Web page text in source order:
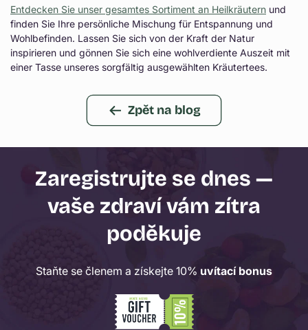
Entdecken Sie unser gesamtes Sortiment an Heilkräutern und
finden Sie Ihre persönliche Mischung für Entspannung und
Wohlbefinden. Lassen Sie sich von der Kraft der Natur
inspirieren und gönnen Sie sich eine wohlverdiente Auszeit mit
einer Tasse unseres sorgfältig ausgewählten Kräutertees.
Zpět na blog
Zaregistrujte se dnes —
vaše zdraví vám zítra
poděkuje
Staňte se členem a získejte 10% uvítací bonus